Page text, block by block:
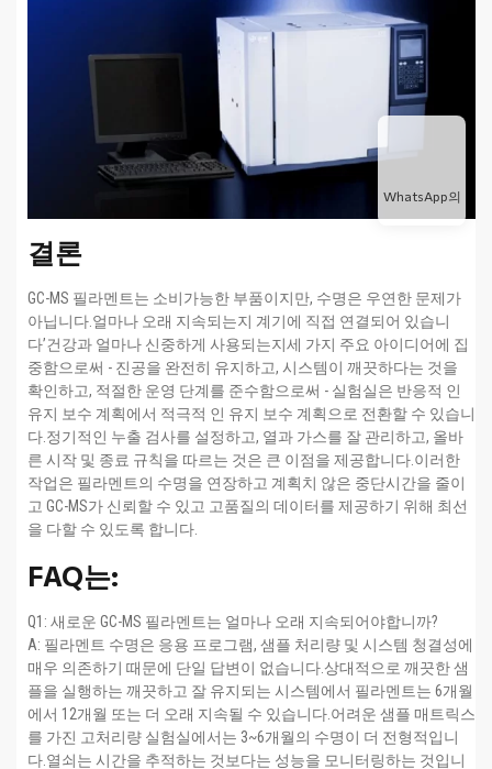
결론
GC-MS 필라멘트는 소비가능한 부품이지만, 수명은 우연한 문제가
아닙니다.얼마나 오래 지속되는지 계기에 직접 연결되어 있습니
다’건강과 얼마나 신중하게 사용되는지세 가지 주요 아이디어에 집
중함으로써 - 진공을 완전히 유지하고, 시스템이 깨끗하다는 것을
확인하고, 적절한 운영 단계를 준수함으로써 - 실험실은 반응적 인
유지 보수 계획에서 적극적 인 유지 보수 계획으로 전환할 수 있습니
다.정기적인 누출 검사를 설정하고, 열과 가스를 잘 관리하고, 올바
른 시작 및 종료 규칙을 따르는 것은 큰 이점을 제공합니다.이러한
작업은 필라멘트의 수명을 연장하고 계획치 않은 중단시간을 줄이
고 GC-MS가 신뢰할 수 있고 고품질의 데이터를 제공하기 위해 최선
을 다할 수 있도록 합니다.
FAQ는:
Q1: 새로운 GC-MS 필라멘트는 얼마나 오래 지속되어야합니까?
A: 필라멘트 수명은 응용 프로그램, 샘플 처리량 및 시스템 청결성에
매우 의존하기 때문에 단일 답변이 없습니다.상대적으로 깨끗한 샘
플을 실행하는 깨끗하고 잘 유지되는 시스템에서 필라멘트는 6개월
에서 12개월 또는 더 오래 지속될 수 있습니다.어려운 샘플 매트릭스
를 가진 고처리량 실험실에서는 3~6개월의 수명이 더 전형적입니
다.열쇠는 시간을 추적하는 것보다는 성능을 모니터링하는 것입니
WhatsApp의